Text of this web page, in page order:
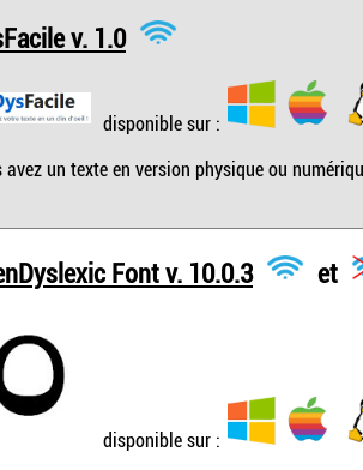
v. 1.0
disponible sur :
avez un texte en version physique ou
Font v. 10.0.3 et
disponible sur :